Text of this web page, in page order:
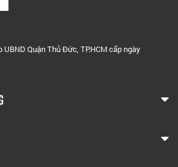
UBND Quận Thủ Đức, TP.HCM cấp ngày